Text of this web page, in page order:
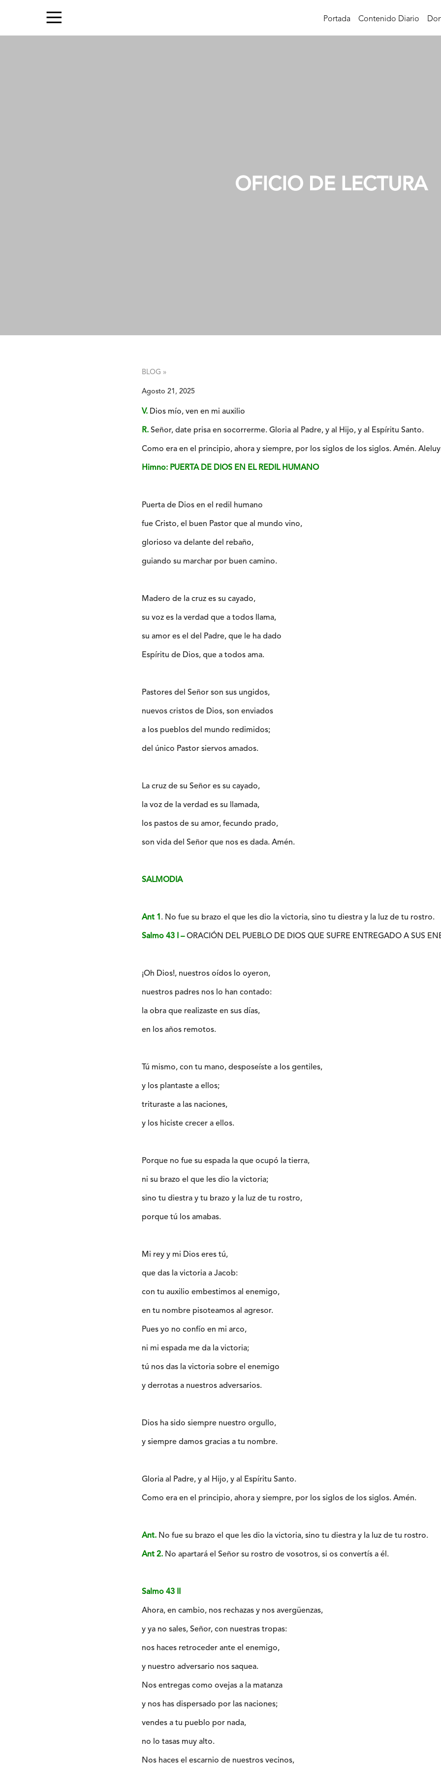
Portada Contenido Diario
OFICIO DE LECTURA
BLOG »
Agosto 21, 2025
V. Dios mío, ven en mi auxilio
R. Señor, date prisa en socorrerme. Gloria al Padre, y al Hijo, y al Espíritu Santo.
Como era en el principio, ahora y siempre, por los siglos de los siglos. Amén.
Himno: PUERTA DE DIOS EN EL REDIL HUMANO
Puerta de Dios en el redil humano
fue Cristo, el buen Pastor que al mundo vino,
glorioso va delante del rebaño,
guiando su marchar por buen camino.
Madero de la cruz es su cayado,
su voz es la verdad que a todos llama,
su amor es el del Padre, que le ha dado
Espíritu de Dios, que a todos ama.
Pastores del Señor son sus ungidos,
nuevos cristos de Dios, son enviados
a los pueblos del mundo redimidos;
del único Pastor siervos amados.
La cruz de su Señor es su cayado,
la voz de la verdad es su llamada,
los pastos de su amor, fecundo prado,
son vida del Señor que nos es dada. Amén.
SALMODIA
Ant 1 . No fue su brazo el que les dio la victoria, sino tu diestra y la luz de tu rostro.
Salmo 43 I –ORACIÓN DEL PUEBLO DE DIOS QUE SUFRE ENTREGADO A SUS
¡Oh Dios!, nuestros oídos lo oyeron,
nuestros padres nos lo han contado:
la obra que realizaste en sus días,
en los años remotos.
Tú mismo, con tu mano, desposeíste a los gentiles,
y los plantaste a ellos;
trituraste a las naciones,
y los hiciste crecer a ellos.
Porque no fue su espada la que ocupó la tierra,
ni su brazo el que les dio la victoria;
sino tu diestra y tu brazo y la luz de tu rostro,
porque tú los amabas.
Mi rey y mi Dios eres tú,
que das la victoria a Jacob:
con tu auxilio embestimos al enemigo,
en tu nombre pisoteamos al agresor.
Pues yo no confío en mi arco,
ni mi espada me da la victoria;
tú nos das la victoria sobre el enemigo
y derrotas a nuestros adversarios.
Dios ha sido siempre nuestro orgullo,
y siempre damos gracias a tu nombre.
Gloria al Padre, y al Hijo, y al Espíritu Santo.
Como era en el principio, ahora y siempre, por los siglos de los siglos. Amén.
Ant. No fue su brazo el que les dio la victoria, sino tu diestra y la luz de tu rostro.
Ant 2. No apartará el Señor su rostro de vosotros, si os convertís a él.
Salmo 43 II
Ahora, en cambio, nos rechazas y nos avergüenzas,
y ya no sales, Señor, con nuestras tropas:
nos haces retroceder ante el enemigo,
y nuestro adversario nos saquea.
Nos entregas como ovejas a la matanza
y nos has dispersado por las naciones;
vendes a tu pueblo por nada,
no lo tasas muy alto.
Nos haces el escarnio de nuestros vecinos,